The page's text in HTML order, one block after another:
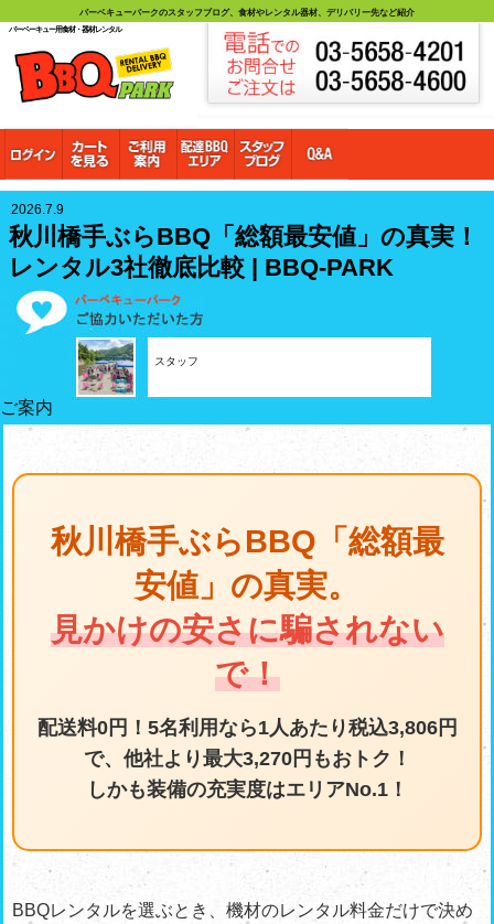
バーベキューパークのスタッフブログ、食材やレンタル器材、デリバリー先など紹介
バーベーキュー用食材・器材レンタル
2026.7.9
秋川橋手ぶらBBQ「総額最安値」の真実！
レンタル3社徹底比較 | BBQ-PARK
スタッフ
ご案内
秋川橋手ぶらBBQ「総額最
安値」の真実。
見かけの安さに騙されない
で！
配送料0円！5名利用なら1人あたり税込3,806円
で、他社より最大3,270円もおトク！
しかも装備の充実度はエリアNo.1！
BBQレンタルを選ぶとき、機材のレンタル料金だけで決め